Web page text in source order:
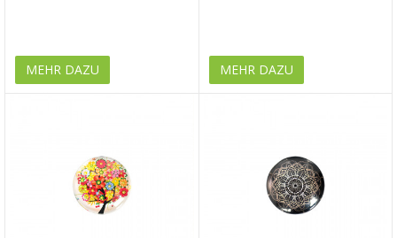
MEHR DAZU MEHR DAZU